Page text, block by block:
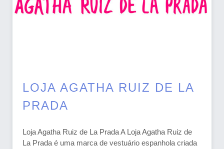
LOJA AGATHA RUIZ DE LA
PRADA
Loja Agatha Ruiz de La Prada A Loja Agatha Ruiz de
La Prada é uma marca de vestuário espanhola criada